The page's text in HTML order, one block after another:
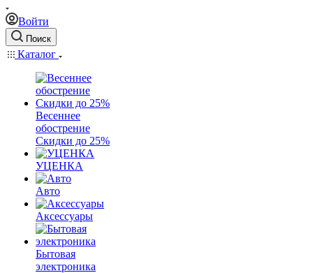
Войти
Поиск
Каталог
Весеннее
обострение
Скидки до 25%
УЦЕНКА
Авто
Аксессуары
Бытовая
электроника